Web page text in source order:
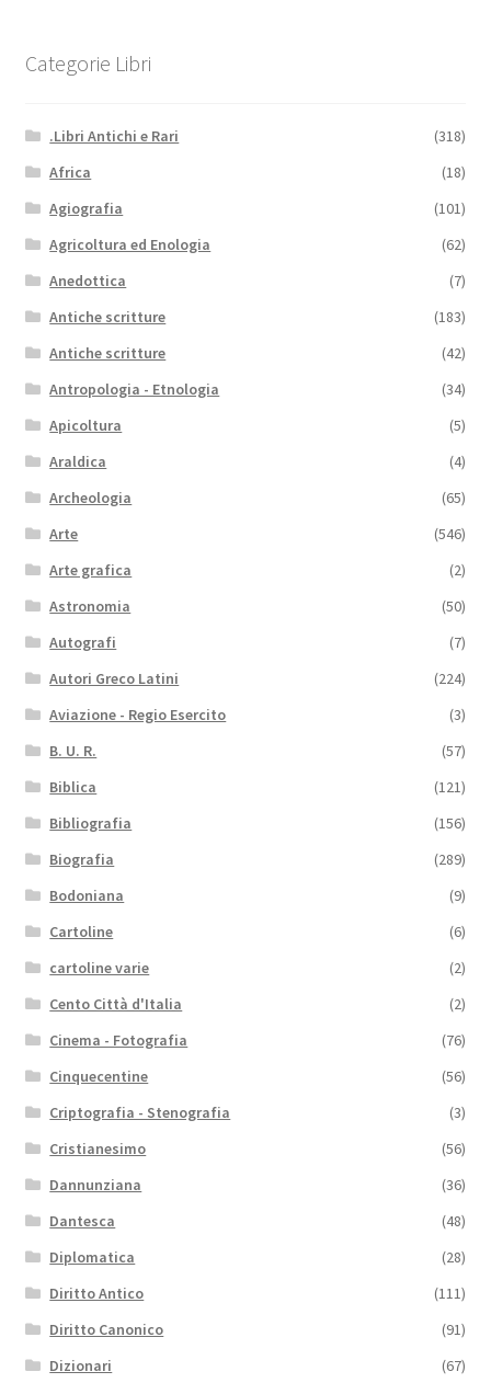
Categorie Libri
.Libri Antichi e Rari
(318)
Africa
(18)
Agiografia
(101)
Agricoltura ed Enologia
(62)
Anedottica
(7)
Antiche scritture
(183)
Antiche scritture
(42)
Antropologia - Etnologia
(34)
Apicoltura
(5)
Araldica
(4)
Archeologia
(65)
Arte
(546)
Arte grafica
(2)
Astronomia
(50)
Autografi
(7)
Autori Greco Latini
(224)
Aviazione - Regio Esercito
(3)
B. U. R.
(57)
Biblica
(121)
Bibliografia
(156)
Biografia
(289)
Bodoniana
(9)
Cartoline
(6)
cartoline varie
(2)
Cento Città d'Italia
(2)
Cinema - Fotografia
(76)
Cinquecentine
(56)
Criptografia - Stenografia
(3)
Cristianesimo
(56)
Dannunziana
(36)
Dantesca
(48)
Diplomatica
(28)
Diritto Antico
(111)
Diritto Canonico
(91)
Dizionari
(67)